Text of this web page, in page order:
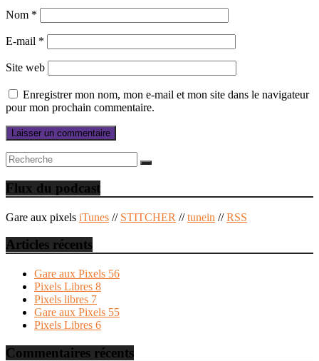
Nom *
E-mail *
Site web
Enregistrer mon nom, mon e-mail et mon site dans le navigateur
pour mon prochain commentaire.
Flux du podcast
Gare aux pixels iTunes // STITCHER //tunein //RSS
Articles récents
Gare aux Pixels 56
Pixels Libres 8
Pixels libres 7
Gare aux Pixels 55
Pixels Libres 6
Commentaires récents